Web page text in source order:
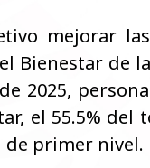
mejorar
Bienestar de
2025,
el 55.5% del
de primer nivel.